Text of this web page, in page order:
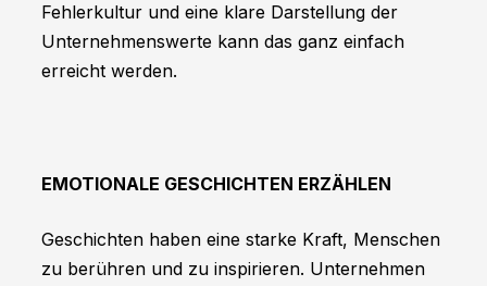
Fehlerkultur und eine klare Darstellung der
Unternehmenswerte kann das ganz einfach
erreicht werden.
EMOTIONALE GESCHICHTEN ERZÄHLEN
Geschichten haben eine starke Kraft, Menschen
zu berühren und zu inspirieren. Unternehmen